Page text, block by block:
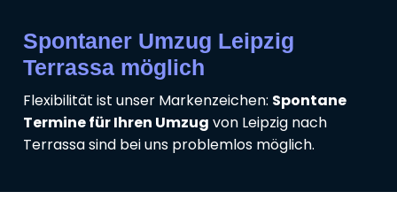
Spontaner Umzug Leipzig
Terrassa möglich
Flexibilität ist unser Markenzeichen: Spontane
Termine für Ihren Umzug von Leipzig nach
Terrassa sind bei uns problemlos möglich.